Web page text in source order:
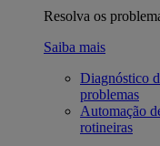
Resolva os
Saiba mais
Diagnóstico
problemas
Automação
rotineiras